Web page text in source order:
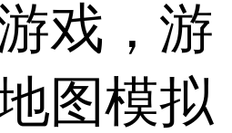
戏，游
图模拟